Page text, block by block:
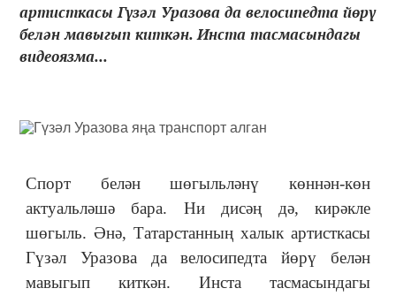
артисткасы Гүзәл Уразова да велосипедта йөрү
белән мавыгып киткән. Инста тасмасындагы
видеоязма...
Спорт белән шөгыльләнү көннән-көн
актуальләшә бара. Ни дисәң дә, кирәкле
шөгыль. Әнә, Татарстанның халык артисткасы
Гүзәл Уразова да велосипедта йөрү белән
мавыгып киткән. Инста тасмасындагы